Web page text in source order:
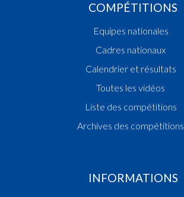
COMPÉTITIONS
Equipes nationales
Cadres nationaux
Calendrier et résultats
Toutes les vidéos
Liste des compétitions
Archives des compétitions
INFORMATIONS